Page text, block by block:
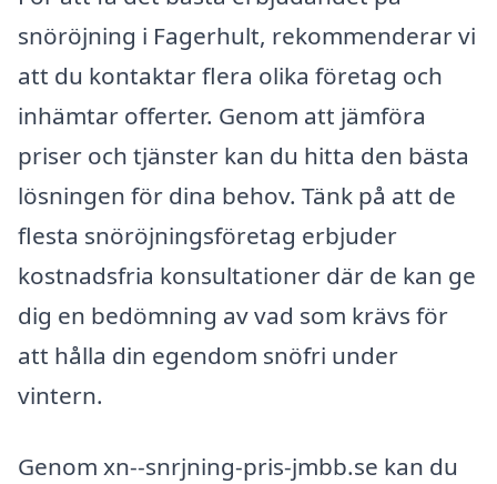
snöröjning i Fagerhult, rekommenderar vi
att du kontaktar flera olika företag och
inhämtar offerter. Genom att jämföra
priser och tjänster kan du hitta den bästa
lösningen för dina behov. Tänk på att de
flesta snöröjningsföretag erbjuder
kostnadsfria konsultationer där de kan ge
dig en bedömning av vad som krävs för
att hålla din egendom snöfri under
vintern.
Genom xn--snrjning-pris-jmbb.se kan du